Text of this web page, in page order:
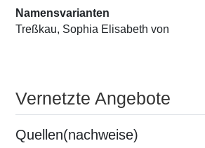
Namensvarianten
Treßkau, Sophia Elisabeth von
Vernetzte Angebote
Quellen(nachweise)